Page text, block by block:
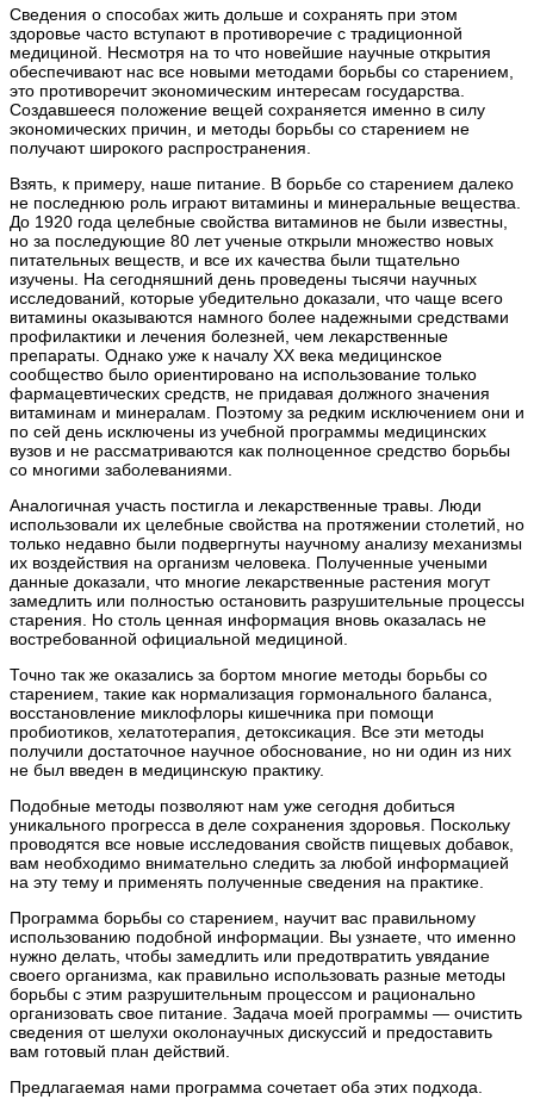
Сведения о способах жить дольше и сохранять при этом
здоровье часто вступают в противоречие с традиционной
медициной. Несмотря на то что новейшие научные открытия
обеспечивают нас все новыми методами борьбы со старением,
это противоречит экономическим интересам государства.
Создавшееся положение вещей сохраняется именно в силу
экономических причин, и методы борьбы со старением не
получают широкого распространения.
Взять, к примеру, наше питание. В борьбе со старением далеко
не последнюю роль играют витамины и минеральные вещества.
До 1920 года целебные свойства витаминов не были известны,
но за последующие 80 лет ученые открыли множество новых
питательных веществ, и все их качества были тщательно
изучены. На сегодняшний день проведены тысячи научных
исследований, которые убедительно доказали, что чаще всего
витамины оказываются намного более надежными средствами
профилактики и лечения болезней, чем лекарственные
препараты. Однако уже к началу XX века медицинское
сообщество было ориентировано на использование только
фармацевтических средств, не придавая должного значения
витаминам и минералам. Поэтому за редким исключением они и
по сей день исключены из учебной программы медицинских
вузов и не рассматриваются как полноценное средство борьбы
со многими заболеваниями.
Аналогичная участь постигла и лекарственные травы. Люди
использовали их целебные свойства на протяжении столетий, но
только недавно были подвергнуты научному анализу механизмы
их воздействия на организм человека. Полученные учеными
данные доказали, что многие лекарственные растения могут
замедлить или полностью остановить разрушительные процессы
старения. Но столь ценная информация вновь оказалась не
востребованной официальной медициной.
Точно так же оказались за бортом многие методы борьбы со
старением, такие как нормализация гормонального баланса,
восстановление миклофлоры кишечника при помощи
пробиотиков, хелатотерапия, детоксикация. Все эти методы
получили достаточное научное обоснование, но ни один из них
не был введен в медицинскую практику.
Подобные методы позволяют нам уже сегодня добиться
уникального прогресса в деле сохранения здоровья. Поскольку
проводятся все новые исследования свойств пищевых добавок,
вам необходимо внимательно следить за любой информацией
на эту тему и применять полученные сведения на практике.
Программа борьбы со старением, научит вас правильному
использованию подобной информации. Вы узнаете, что именно
нужно делать, чтобы замедлить или предотвратить увядание
своего организма, как правильно использовать разные методы
борьбы с этим разрушительным процессом и рационально
организовать свое питание. Задача моей программы — очистить
сведения от шелухи околонаучных дискуссий и предоставить
вам готовый план действий.
Предлагаемая нами программа сочетает оба этих подхода.